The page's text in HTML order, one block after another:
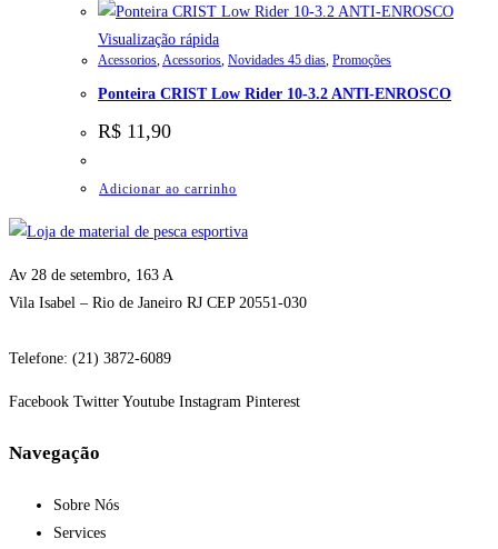
Visualização rápida
Acessorios,Acessorios, Novidades 45 dias, Promoções
Ponteira CRIST Low Rider 10-3.2 ANTI-ENROSCO
R$ 11,90
Adicionar ao carrinho
Av 28 de setembro, 163 A
Vila Isabel – Rio de Janeiro RJ CEP 20551-030
Telefone: (21) 3872-6089
Facebook Twitter Youtube Instagram Pinterest
Navegação
Sobre Nós
Services